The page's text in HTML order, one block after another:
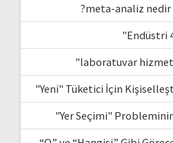
?meta-analiz nedir
"Endüstri
"laboratuvar
"Yeni" Tüketici İçin
"Yer Seçimi"